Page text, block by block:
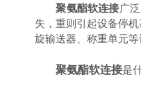
聚氨酯软连接广
失，重则引起设备停
旋输送器、称重单元等
聚氨酯软连接是